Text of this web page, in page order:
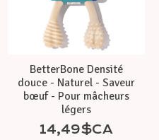
BetterBone Densité
douce - Naturel - Saveur
bœuf - Pour mâcheurs
légers
14,49$CA